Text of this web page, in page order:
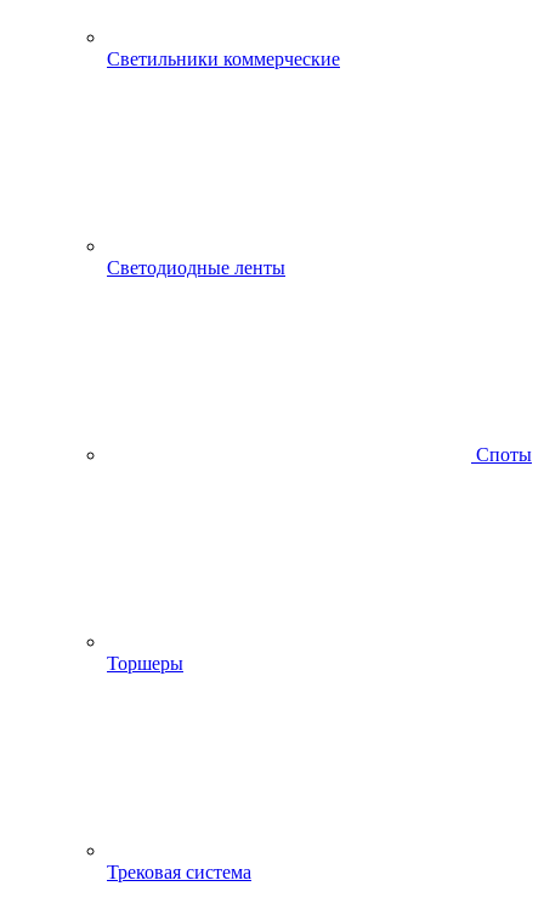
Светильники коммерческие
Светодиодные ленты
Споты
Торшеры
Трековая система